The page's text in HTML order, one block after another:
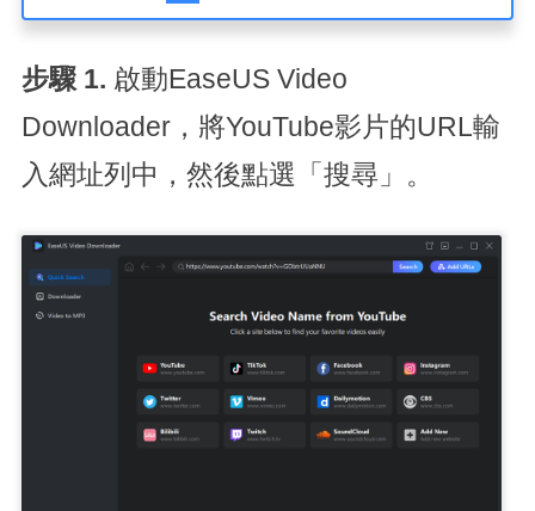
步驟 1. 啟動EaseUS Video
Downloader，將YouTube影片的URL輸
入網址列中，然後點選「搜尋」。